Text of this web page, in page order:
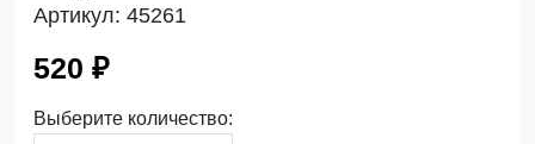
Артикул: 45261
520 ₽
Выберите количество: